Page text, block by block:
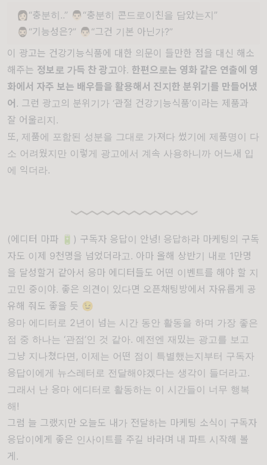
👩🏻“충분히..” 👨🏻“충분히 콘드로이친을 담았는지”
🧔🏻‍♂️“기능성은?” 👨🏻“그건 기본 아닌가?”
이 광고는 건강기능식품에 대한 의문이 들만한 점을 대신 해소
해주는 정보로 가득 찬 광고야. 한편으로는 영화 같은 연출에 영
화에서 자주 보는 배우들을 활용해서 진지한 분위기를 만들어냈
어. 그런 광고의 분위기가 ‘관절 건강기능식품’이라는 제품과
잘 어울리지.
또, 제품에 포함된 성분을 그대로 가져다 썼기에 제품명이 다
소 어려웠지만 이렇게 광고에서 계속 사용하니까 어느새 입
에 익더라.
(에디터 마파 🔋) 구독자 응답이 안녕! 응답하라 마케팅의 구독
자도 이제 9천명을 넘었더라고. 아마 올해 상반기 내로 1만명
을 달성할거 같아서 응마 에디터들도 어떤 이벤트를 해야 할 지
고민 중이야. 좋은 의견이 있다면 오픈채팅방에서 자유롭게 공
유해 줘도 좋을 듯 😉
응마 에디터로 2년이 넘는 시간 동안 활동을 하며 가장 좋은
점 중 하나는 ‘관점’인 것 같아. 예전엔 재밌는 광고를 보고
그냥 지나쳤다면, 이제는 어떤 점이 특별했는지부터 구독자
응답이에게 뉴스레터로 전달해야겠다는 생각이 들더라고.
그래서 난 응마 에디터로 활동하는 이 시간들이 너무 행복
해!
그럼 늘 그랬지만 오늘도 내가 전달하는 마케팅 소식이 구독자
응답이에게 좋은 인사이트를 주길 바라며 내 파트 시작해 볼
게.